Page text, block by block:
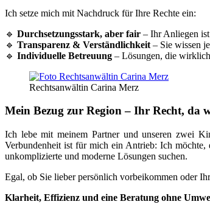
Ich setze mich mit Nachdruck für Ihre Rechte ein:
🔹 Durchsetzungsstark, aber fair – Ihr Anliegen
🔹 Transparenz & Verständlichkeit – Sie wissen
🔹 Individuelle Betreuung – Lösungen, die
Rechtsanwältin Carina Merz
Mein Bezug zur Region – Ihr Recht, da
Ich lebe mit meinem Partner und unseren zwei
Verbundenheit ist für mich ein Antrieb: Ich
unkomplizierte und moderne Lösungen suchen.
Egal, ob Sie lieber persönlich vorbeikommen oder
Klarheit, Effizienz und eine Beratung ohne